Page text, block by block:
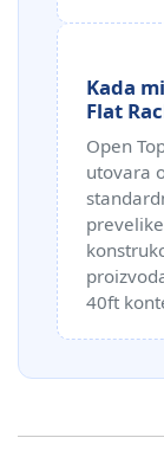
Kada
Flat
Open
utovara
40ft